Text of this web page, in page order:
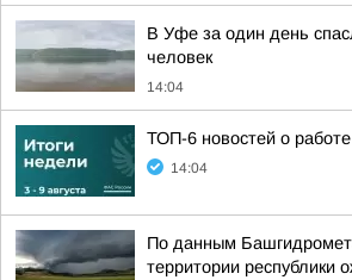
В Уфе за один день
человек
14:04
ТОП-6 новостей о
14:04
По данным
территории республики